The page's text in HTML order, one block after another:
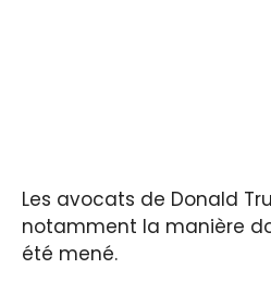
Les avocats de Donald
notamment la manière
été mené.